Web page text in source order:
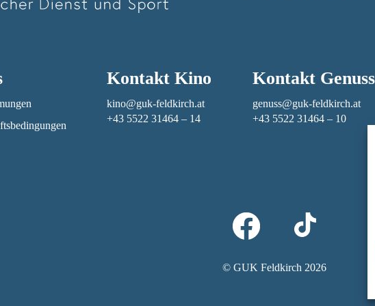
Kontakt Kino
kino@guk-feldkirch.at
+43 5522 31464 – 14
Kontakt
genuss@guk-feldkirch.at
+43 5522 31464 – 10
© GUK Feldkirch 2026